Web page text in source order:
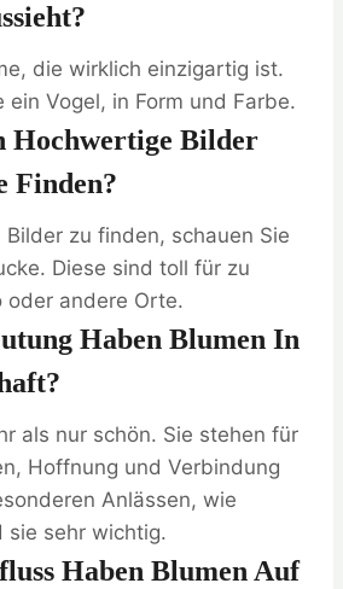
die wirklich einzigartig ist.
ein Vogel, in Form und Farbe.
Hochwertige Bilder
Finden?
zu finden, schauen Sie
Diese sind toll für zu
oder andere Orte.
Haben Blumen In
als nur schön. Sie stehen für
Hoffnung und Verbindung
Anlässen, wie
sie sehr wichtig.
Haben Blumen Auf